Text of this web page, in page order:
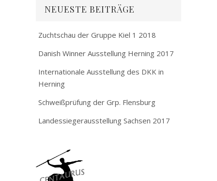
NEUESTE BEITRÄGE
Zuchtschau der Gruppe Kiel 1 2018
Danish Winner Ausstellung Herning 2017
Internationale Ausstellung des DKK in
Herning
Schweißprüfung der Grp. Flensburg
Landessiegerausstellung Sachsen 2017